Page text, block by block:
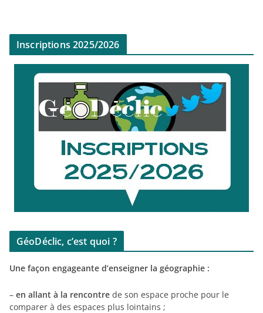
Inscriptions 2025/2026
GéoDéclic, c’est quoi ?
Une façon engageante d’enseigner la géographie :
– en allant à la rencontre de son espace proche pour le
comparer à des espaces plus lointains ;